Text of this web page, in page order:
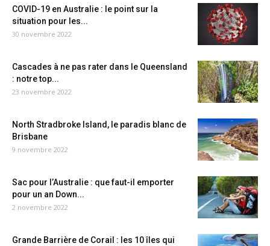
COVID-19 en Australie : le point sur la
situation pour les...
30 novembre 2022
Cascades à ne pas rater dans le Queensland
: notre top...
23 novembre 2022
North Stradbroke Island, le paradis blanc de
Brisbane
9 novembre 2022
Sac pour l’Australie : que faut-il emporter
pour un an Down...
2 novembre 2022
Grande Barrière de Corail : les 10 îles qui